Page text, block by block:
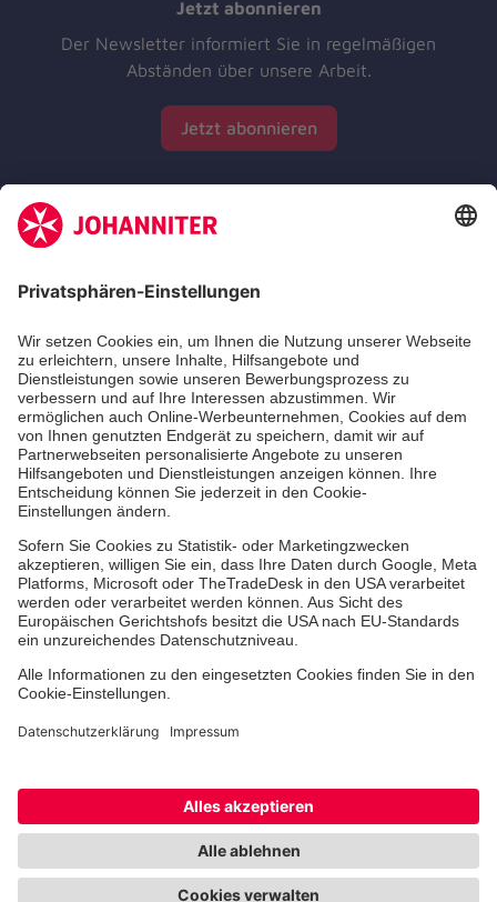
Jetzt abonnieren
Der Newsletter informiert Sie in regelmäßigen
Abständen über unsere Arbeit.
Jetzt abonnieren
Aus- & Fortbildungen
Jobs & Ehrenamt
Spendenprojekte
Johanniter-Jugend
Einrichtungen
Dienstleistungen
Impressum Kontakt Widerruf